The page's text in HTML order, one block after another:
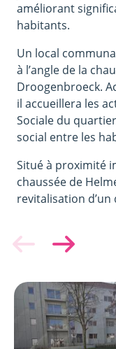
améliorant
habitants.
Un local
à l’angle de la
Droogenbroeck.
il accueillera les
Sociale du
social entre les
Situé à proximité
chaussée de
revitalisation
Image